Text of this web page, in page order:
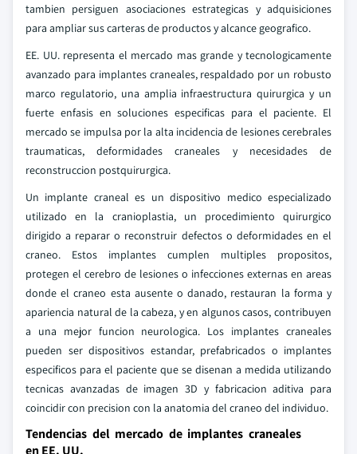
tambien persiguen asociaciones estrategicas y adquisiciones
para ampliar sus carteras de productos y alcance geografico.
EE. UU. representa el mercado mas grande y tecnologicamente
avanzado para implantes craneales, respaldado por un robusto
marco regulatorio, una amplia infraestructura quirurgica y un
fuerte enfasis en soluciones especificas para el paciente. El
mercado se impulsa por la alta incidencia de lesiones cerebrales
traumaticas, deformidades craneales y necesidades de
reconstruccion postquirurgica.
Un implante craneal es un dispositivo medico especializado
utilizado en la cranioplastia, un procedimiento quirurgico
dirigido a reparar o reconstruir defectos o deformidades en el
craneo. Estos implantes cumplen multiples propositos,
protegen el cerebro de lesiones o infecciones externas en areas
donde el craneo esta ausente o danado, restauran la forma y
apariencia natural de la cabeza, y en algunos casos, contribuyen
a una mejor funcion neurologica. Los implantes craneales
pueden ser dispositivos estandar, prefabricados o implantes
especificos para el paciente que se disenan a medida utilizando
tecnicas avanzadas de imagen 3D y fabricacion aditiva para
coincidir con precision con la anatomia del craneo del individuo.
Tendencias del mercado de implantes craneales
en EE. UU.